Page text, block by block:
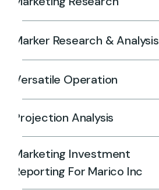
Marker Research & Analysis
Versatile Operation
Projection Analysis
Marketing Investment
Reporting For Marico Inc